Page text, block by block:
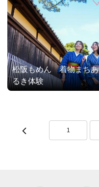
松阪もめん 着物まちあ
るき体験
1